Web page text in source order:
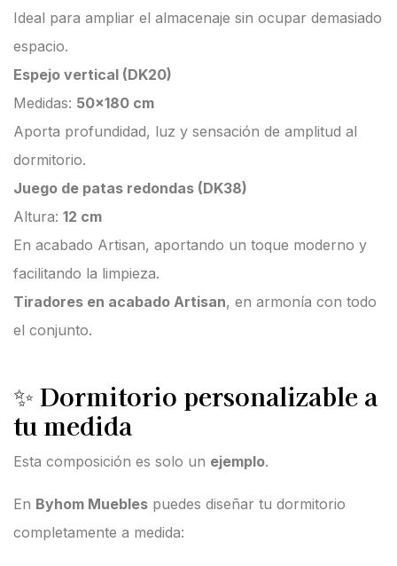
Ideal para ampliar el almacenaje sin ocupar demasiado
espacio.
Espejo vertical (DK20)
Medidas: 50×180 cm
Aporta profundidad, luz y sensación de amplitud al
dormitorio.
Juego de patas redondas (DK38)
Altura: 12 cm
En acabado Artisan, aportando un toque moderno y
facilitando la limpieza.
Tiradores en acabado Artisan, en armonía con todo
el conjunto.
✨ Dormitorio personalizable a
tu medida
Esta composición es solo un ejemplo.
En Byhom Muebles puedes diseñar tu dormitorio
completamente a medida: